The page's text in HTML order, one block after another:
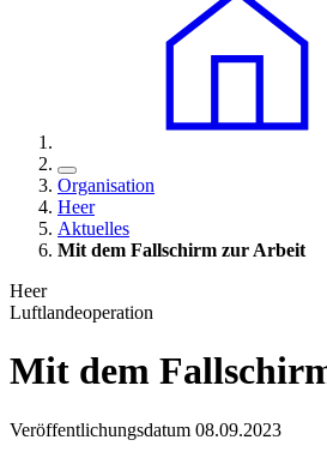
Organisation
Heer
Aktuelles
Mit dem Fallschirm zur Arbeit
Heer
Luftlandeoperation
Mit dem
Veröffentlichungsdatum 08.09.2023